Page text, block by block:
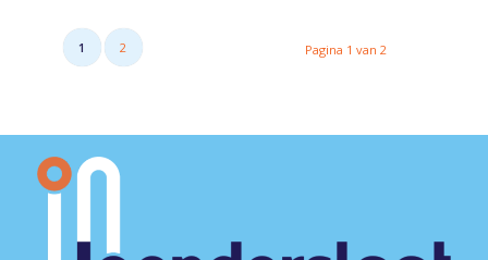
Pagina 1 van 2
1 2